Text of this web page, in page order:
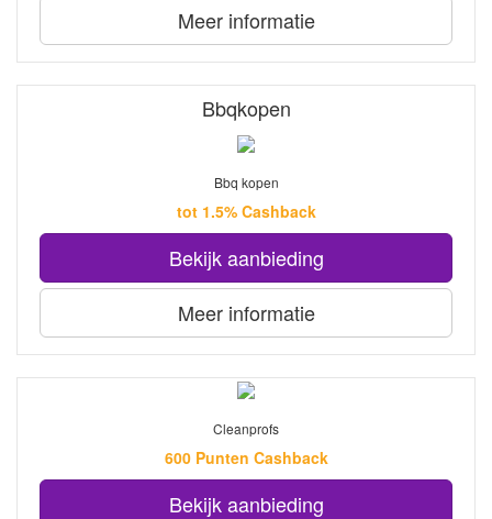
Meer informatie
Bbqkopen
Bbq kopen
tot 1.5% Cashback
Bekijk aanbieding
Meer informatie
Cleanprofs
600 Punten Cashback
Bekijk aanbieding